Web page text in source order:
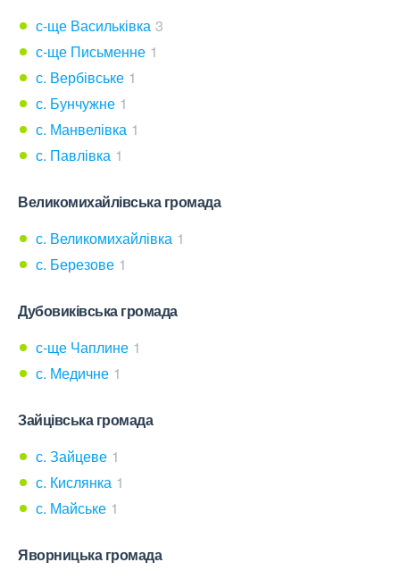
с-ще Васильківка 3
с-ще Письменне 1
с. Вербівське 1
с. Бунчужне 1
с. Манвелівка 1
с. Павлівка 1
Великомихайлівська громада
с. Великомихайлівка 1
с. Березове 1
Дубовиківська громада
с-ще Чаплине 1
с. Медичне 1
Зайцівська громада
с. Зайцеве 1
с. Кислянка 1
с. Майське 1
Яворницька громада